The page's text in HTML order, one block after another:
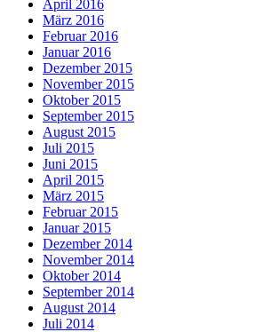
April 2016
März 2016
Februar 2016
Januar 2016
Dezember 2015
November 2015
Oktober 2015
September 2015
August 2015
Juli 2015
Juni 2015
April 2015
März 2015
Februar 2015
Januar 2015
Dezember 2014
November 2014
Oktober 2014
September 2014
August 2014
Juli 2014